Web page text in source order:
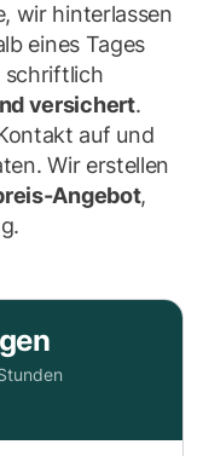
wir hinterlassen
eines Tages
schriftlich
versichert.
auf und
Wir erstellen
Angebot,